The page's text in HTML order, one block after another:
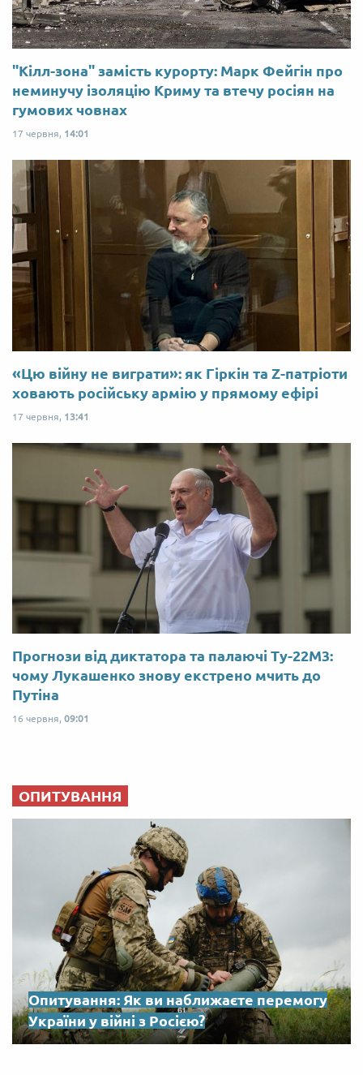
"Кілл-зона" замість курорту: Марк Фейгін про
неминучу ізоляцію Криму та втечу росіян на
гумових човнах
17 червня, 14:01
«Цю війну не виграти»: як Гіркін та Z-патріоти
ховають російську армію у прямому ефірі
17 червня, 13:41
Прогнози від диктатора та палаючі Ту-22М3:
чому Лукашенко знову екстрено мчить до
Путіна
16 червня, 09:01
ОПИТУВАННЯ
Опитування: Як ви наближаєте перемогу
України у війні з Росією?